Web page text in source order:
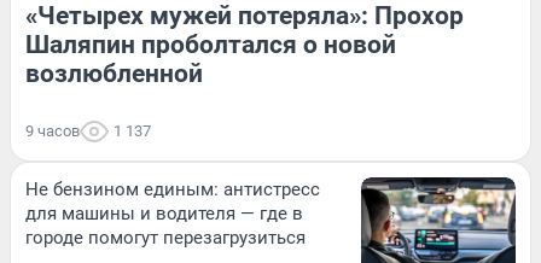
«Четырех мужей потеряла»: Прохор
Шаляпин проболтался о новой
возлюбленной
9 часов 1 137
Не бензином единым: антистресс
для машины и водителя — где в
городе помогут перезагрузиться